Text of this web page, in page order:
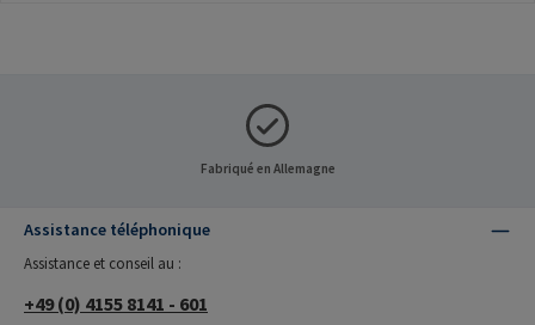
Fabriqué en Allemagne
Assistance téléphonique
Assistance et conseil au :
+49 (0) 4155 8141 - 601